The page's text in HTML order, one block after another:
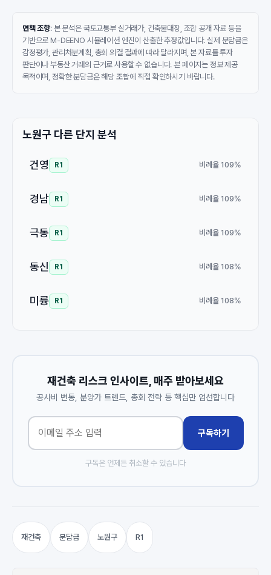
면책 조항: 본 분석은 국토교통부 실거래가, 건축물대장, 조합 공개 자료 등을
기반으로 M-DEENO 시뮬레이션 엔진이 산출한 추정값입니다. 실제 분담금은
감정평가, 관리처분계획, 총회 의결 결과에 따라 달라지며, 본 자료를 투자
판단이나 부동산 거래의 근거로 사용할 수 없습니다. 본 페이지는 정보 제공
목적이며, 정확한 분담금은 해당 조합에 직접 확인하시기 바랍니다.
노원구 다른 단지 분석
건영 R1 비례율 109%
경남 R1 비례율 109%
극동 R1 비례율 109%
동신 R1 비례율 108%
미륭 R1 비례율 108%
재건축 리스크 인사이트, 매주 받아보세요
공사비 변동, 분양가 트렌드, 총회 전략 등 핵심만 엄선합니다
구독하기
구독은 언제든 취소할 수 있습니다
재건축 분담금 노원구 R1